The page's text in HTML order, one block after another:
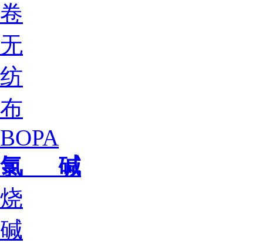
卷
无
纺
布
BOPA
氯 碱
烧
碱